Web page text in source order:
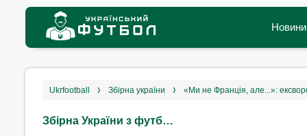
Новини
ukrfootball збірна україни «Ми не Франція, але...»:
Збірна України з футболу